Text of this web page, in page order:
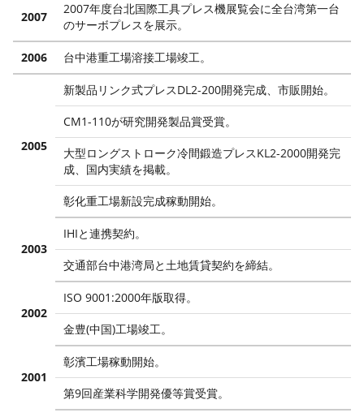
2007
2007年度台北国際工具プレス機展覧会に全台湾第一台
のサーボプレスを展示。
2006 台中港重工場溶接工場竣工。
2005
新製品リンク式プレスDL2-200開発完成、市販開始。
CM1-110が研究開発製品賞受賞。
大型ロングストローク冷間鍛造プレスKL2-2000開発完
成、国内実績を掲載。
彰化重工場新設完成稼動開始。
2003
IHIと連携契約。
交通部台中港湾局と土地賃貸契約を締結。
2002
ISO 9001:2000年版取得。
金豊(中国)工場竣工。
2001
彰濱工場稼動開始。
第9回産業科学開発優等賞受賞。